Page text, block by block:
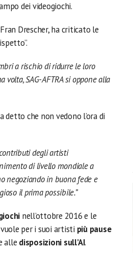
dei videogiochi.
Drescher, ha criticato le
a rischio di ridurre le loro
volta, SAG-AFTRA si oppone alla
detto che non vedono l’ora di
degli artisti
di livello mondiale a
negoziando in buona fede e
il prima possibile.”
nell’ottobre 2016 e le
per i suoi artisti più pause
alle disposizioni sull’AI.